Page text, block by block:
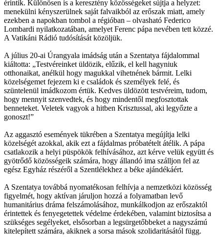
érintik. Különösen is a keresztény közösségeket sújtja a helyzet:
menekülni kényszerülnek saját falvaikból az erőszak miatt, amely
ezekben a napokban tombol a régióban – olvasható Federico
Lombardi nyilatkozatában, amelyet Ferenc pápa nevében tett közzé.
A Vatikáni Rádió tudósítását közöljük.
A július 20-ai Úrangyala imádság után a Szentatya fájdalommal
kiáltotta: „Testvéreinket üldözik, elűzik, el kell hagyniuk
otthonaikat, anélkül hogy magukkal vihetnének bármit. Lelki
közelségemet fejezem ki e családok és személyek felé, és
szüntelenül imádkozom értük. Kedves üldözött testvéreim, tudom,
hogy mennyit szenvedtek, és hogy mindentől megfosztottak
benneteket. Veletek vagyok a hitben Krisztussal, aki legyőzte a
gonoszt!”
Az aggasztó események tükrében a Szentatya megújítja lelki
közelségét azokkal, akik ezt a fájdalmas próbatételt átélik. A pápa
csatlakozik a helyi püspökök felhívásához, azt kérve velük együtt és
gyötrődő közösségeik számára, hogy állandó ima szálljon fel az
egész Egyház részéről a Szentlélekhez a béke ajándékáért.
A Szentatya továbbá nyomatékosan felhívja a nemzetközi közösség
figyelmét, hogy aktívan járuljon hozzá a folyamatban levő
humanitárius dráma felszámolásához, munkálkodjon az erőszaktól
érintettek és fenyegetettek védelme érdekében, valamint biztosítsa a
szükséges segélyeket, elsősorban a legsürgetőbbeket a nagyszámú
kitelepített számára, akiknek a sorsa mások szolidaritásától függ.